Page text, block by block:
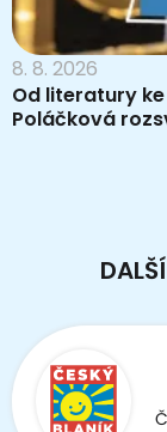
8. 8. 2026
Od literatury
Poláčková